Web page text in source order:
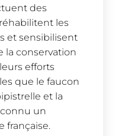
des
les
et sensibilisent
la conservation
efforts
que le faucon
et la
un
française.